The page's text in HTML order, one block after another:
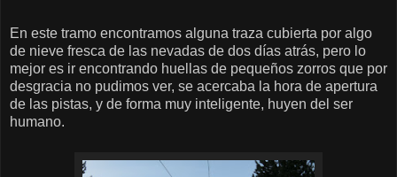
En este tramo encontramos alguna traza cubierta por algo
de nieve fresca de las nevadas de dos días atrás, pero lo
mejor es ir encontrando huellas de pequeños zorros que por
desgracia no pudimos ver, se acercaba la hora de apertura
de las pistas, y de forma muy inteligente, huyen del ser
humano.